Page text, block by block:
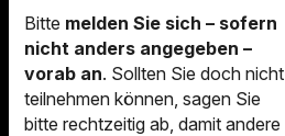
Bitte melden Sie sich – sofern
nicht anders angegeben –
vorab an. Sollten Sie doch nicht
teilnehmen können, sagen Sie
bitte rechtzeitig ab, damit andere